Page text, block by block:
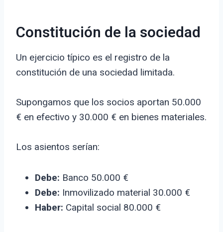
Constitución de la sociedad
Un ejercicio típico es el registro de la
constitución de una sociedad limitada.
Supongamos que los socios aportan 50.000
€ en efectivo y 30.000 € en bienes materiales.
Los asientos serían:
Debe: Banco 50.000 €
Debe: Inmovilizado material 30.000 €
Haber: Capital social 80.000 €